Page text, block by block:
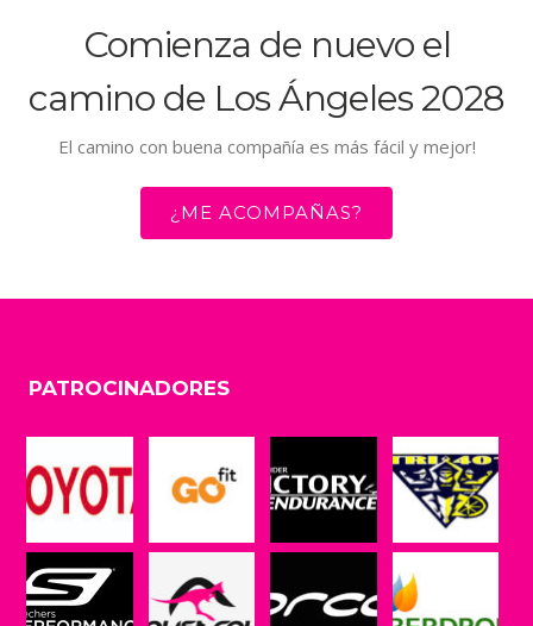
Comienza de nuevo el
camino de Los Ángeles 2028
El camino con buena compañía es más fácil y mejor!
¿ME ACOMPAÑAS?
PATROCINADORES